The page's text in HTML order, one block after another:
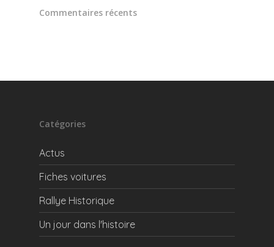
Commentaires récents
Catégories
Actus
Fiches voitures
Rallye Historique
Un jour dans l'histoire